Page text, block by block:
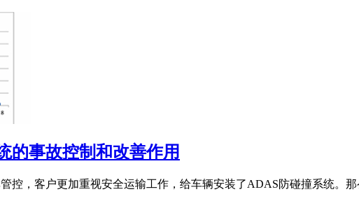
的事故控制和改善作用
控，客户更加重视安全运输工作，给车辆安装了ADAS防碰撞系统。